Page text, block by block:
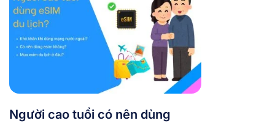
Người cao tuổi có nên dùng